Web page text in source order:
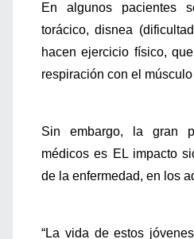
En algunos pacientes
torácico, disnea
hacen ejercicio físico,
respiración con el
Sin embargo, la gran
médicos es EL impacto
de la enfermedad, en los
“La vida de estos